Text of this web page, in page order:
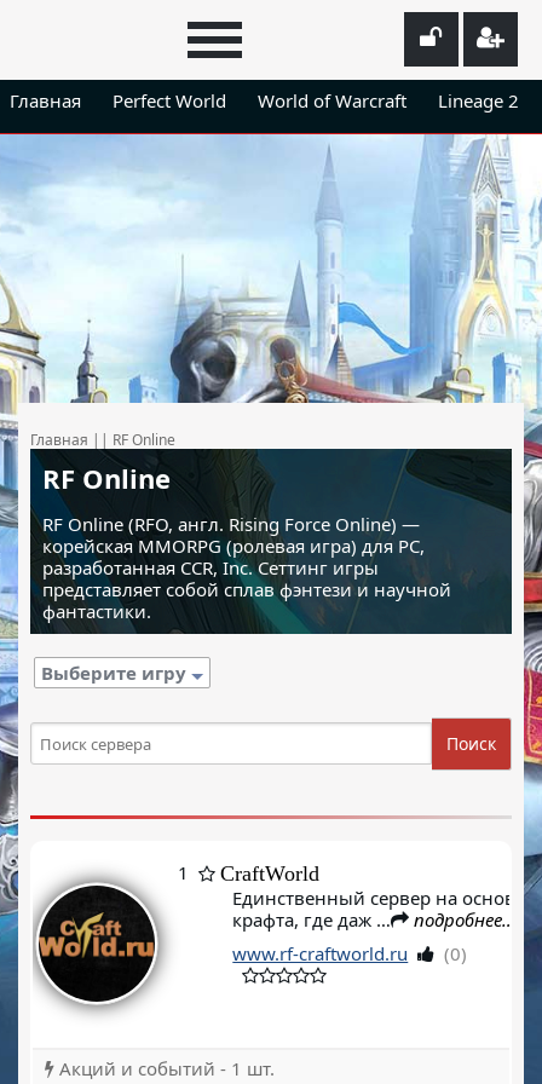
Главная Perfect World World of Warcraft Lineage 2
Главная || RF Online
RF Online
RF Online (RFO, англ. Rising Force Online) —
корейская MMORPG (ролевая игра) для PC,
разработанная CCR, Inc. Сеттинг игры
представляет собой сплав фэнтези и научной
фантастики.
Выберите игру
Поиск
1
CraftWorld
Единственный сервер на основе
крафта, где даж …
подробнее…
www.rf-craftworld.ru
(0)
Акций и событий - 1 шт.